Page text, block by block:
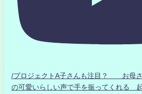
/プロジェクトA子さんも注目？ お母
の可愛いらしい声で手を振ってくれる